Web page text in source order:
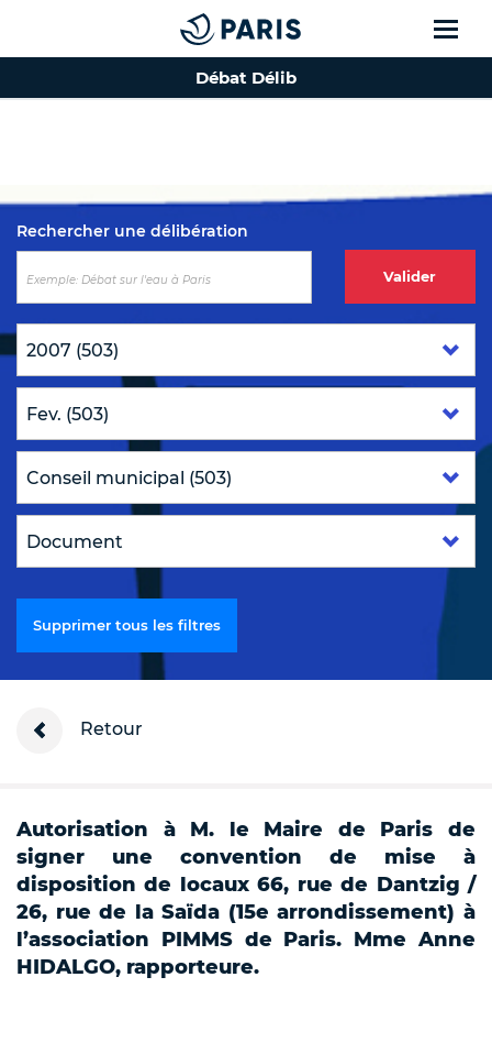
Top of the page
Débat Délib
Rechercher une délibération
Valider
Supprimer tous les filtres
Retour
Autorisation à M. le Maire de Paris de
signer une convention de mise à
disposition de locaux 66, rue de Dantzig /
26, rue de la Saïda (15e arrondissement) à
l’association PIMMS de Paris. Mme Anne
HIDALGO, rapporteure.